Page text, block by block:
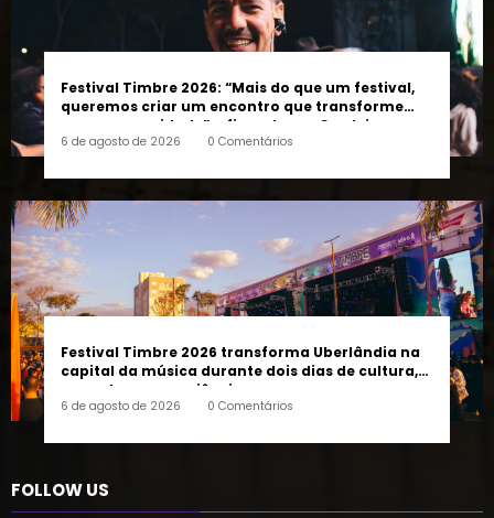
Festival Timbre 2026: “Mais do que um festival,
queremos criar um encontro que transforme
pessoas e a cidade”, afirma Lucas Cordeiro
6 de agosto de 2026 0 Comentários
Festival Timbre 2026 transforma Uberlândia na
capital da música durante dois dias de cultura,
encontros e experiências
6 de agosto de 2026 0 Comentários
FOLLOW US